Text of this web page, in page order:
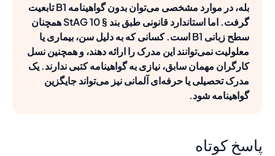
بله، در موارد مشخصی می‌توان بدون گواهینامه B1 تابعیت
گرفت. اما استاندارد قانونی طبق بند § 10 StAG همچنان
سطح زبانی B1 است. کسانی که به دلیل سن، بیماری یا
معلولیت نمی‌توانند این مدرک را ارائه دهند، و همچنین نسل
کارگران مهمان سابق، نیازی به گواهینامه کتبی ندارند. یک
مدرک تحصیلی یا حرفه‌ای آلمانی نیز می‌تواند جایگزین
گواهینامه شود.
پاسخ کوتاه